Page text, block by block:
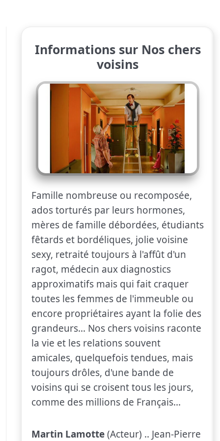
Informations sur Nos chers
voisins
Famille nombreuse ou recomposée,
ados torturés par leurs hormones,
mères de famille débordées, étudiants
fêtards et bordéliques, jolie voisine
sexy, retraité toujours à l'affût d'un
ragot, médecin aux diagnostics
approximatifs mais qui fait craquer
toutes les femmes de l'immeuble ou
encore propriétaires ayant la folie des
grandeurs... Nos chers voisins raconte
la vie et les relations souvent
amicales, quelquefois tendues, mais
toujours drôles, d'une bande de
voisins qui se croisent tous les jours,
comme des millions de Français...
Martin Lamotte(Acteur) .. Jean-Pierre